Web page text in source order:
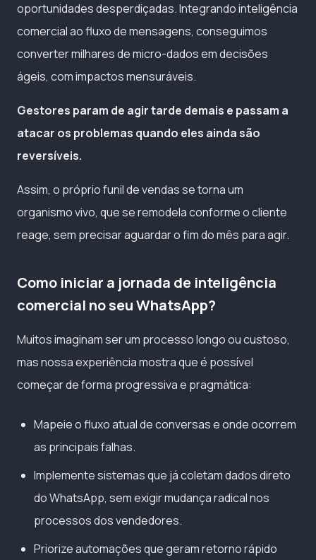
oportunidades desperdiçadas. Integrando inteligência
comercial ao fluxo de mensagens, conseguimos
converter milhares de micro-dados em decisões
ágeis, com impactos mensuráveis.
Gestores param de agir tarde demais e passam a
atacar os problemas quando eles ainda são
reversíveis.
Assim, o próprio funil de vendas se torna um
organismo vivo, que se remodela conforme o cliente
reage, sem precisar aguardar o fim do mês para agir.
Como iniciar a jornada de inteligência
comercial no seu WhatsApp?
Muitos imaginam ser um processo longo ou custoso,
mas nossa experiência mostra que é possível
começar de forma progressiva e pragmática:
Mapeie o fluxo atual de conversas e onde ocorrem
as principais falhas.
Implemente sistemas que já coletam dados direto
do WhatsApp, sem exigir mudança radical nos
processos dos vendedores.
Priorize automações que geram retorno rápido